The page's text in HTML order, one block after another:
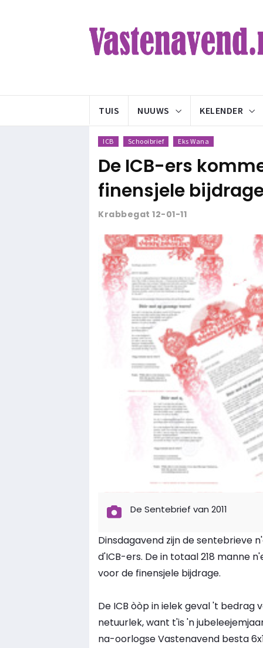
TUIS NUUWS KELENDER
ICB Schooibrief Eks Wana
De ICB-ers
finensjele
Krabbegat 12-01-11
De Sentebrief van 2011
Dinsdagavend zijn de sentebrieve
d'ICB-ers. De in totaal 218 manne
voor de finensjele bijdrage.
De ICB òòp in ielek geval 't bedrag
netuurlek, want t'is 'n
na-oorlogse Vastenavend besta